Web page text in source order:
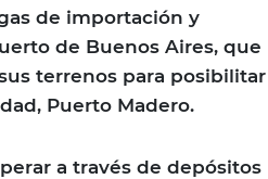
de importación y
de Buenos Aires, que
terrenos para posibilitar
Puerto Madero.
a través de depósitos